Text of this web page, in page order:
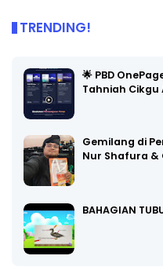
TRENDING!
🌟 PBD
Tahniah Cikgu
Gemilang di
Nur Shafura &
BAHAGIAN